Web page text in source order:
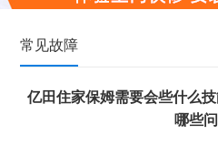
常见故障
亿田住家保姆需要会些什么
哪些